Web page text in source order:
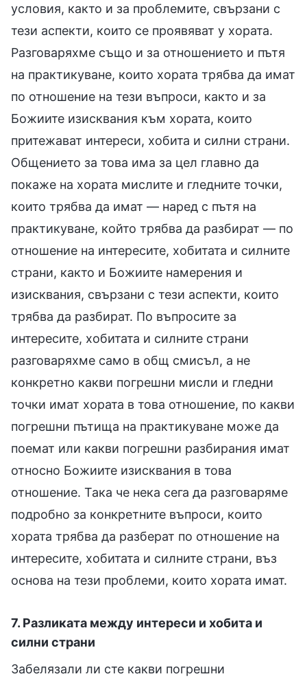
условия, както и за проблемите, свързани с
тези аспекти, които се проявяват у хората.
Разговаряхме също и за отношението и пътя
на практикуване, които хората трябва да имат
по отношение на тези въпроси, както и за
Божиите изисквания към хората, които
притежават интереси, хобита и силни страни.
Общението за това има за цел главно да
покаже на хората мислите и гледните точки,
които трябва да имат — наред с пътя на
практикуване, който трябва да разбират — по
отношение на интересите, хобитата и силните
страни, както и Божиите намерения и
изисквания, свързани с тези аспекти, които
трябва да разбират. По въпросите за
интересите, хобитата и силните страни
разговаряхме само в общ смисъл, а не
конкретно какви погрешни мисли и гледни
точки имат хората в това отношение, по какви
погрешни пътища на практикуване може да
поемат или какви погрешни разбирания имат
относно Божиите изисквания в това
отношение. Така че нека сега да разговаряме
подробно за конкретните въпроси, които
хората трябва да разберат по отношение на
интересите, хобитата и силните страни, въз
основа на тези проблеми, които хората имат.
7. Разликата между интереси и хобита и
силни страни
Забелязали ли сте какви погрешни